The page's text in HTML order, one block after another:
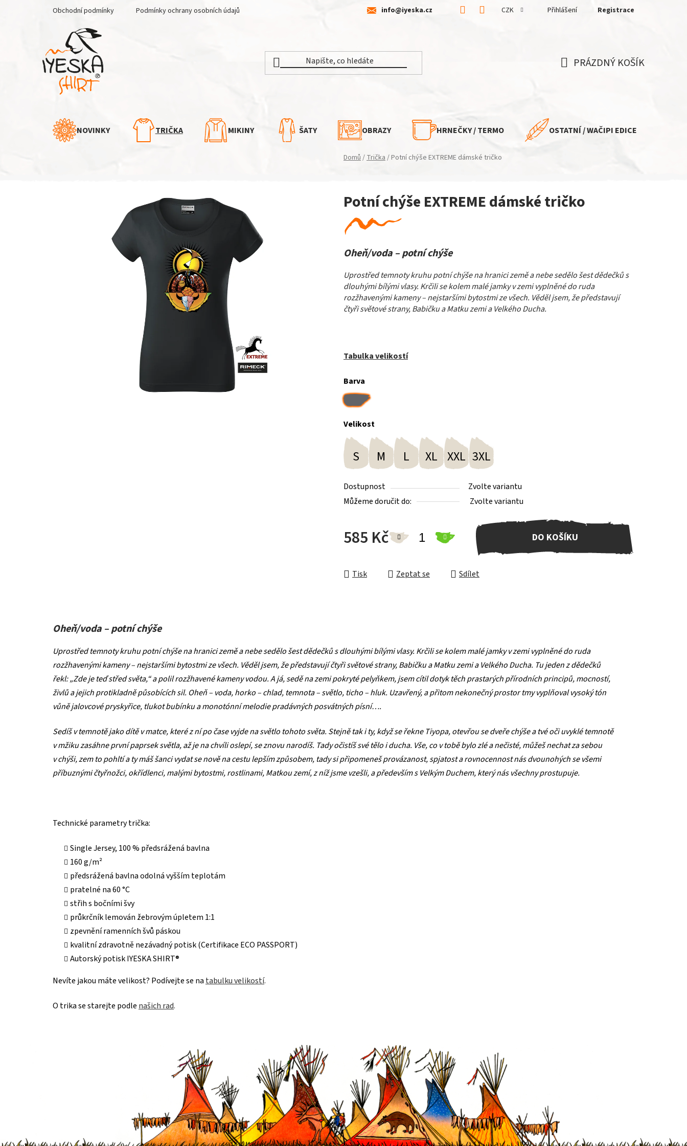
Obchodní podmínky Podmínky ochrany osobních údajů info@iyeska.cz CZK Přihlášení Registrace
PRÁZDNÝ KOŠÍK
NOVINKY TRIČKA MIKINY ŠATY OBRAZY HRNEČKY / TERMO OSTATNÍ / WAČIPI EDICE
Domů/Trička/Potní chýše EXTREME dámské tričko
Potní chýše EXTREME dámské tričko
Oheň/voda – potní chýše
Uprostřed temnoty kruhu potní chýše na hranici země a nebe sedělo šest dědečků s
dlouhými bílými vlasy. Krčili se kolem malé jamky v zemi vyplněné do ruda
rozžhavenými kameny – nejstaršími bytostmi ze všech. Věděl jsem, že představují
čtyři světové strany, Babičku a Matku zemi a Velkého Ducha.
Tabulka velikostí
Barva
Velikost
S M L XL XXL 3XL
Dostupnost
Zvolte variantu
Můžeme doručit do:
Zvolte variantu
585 Kč DO KOŠÍKU
Tisk Zeptat se Sdílet
Oheň/voda – potní chýše
Uprostřed temnoty kruhu potní chýše na hranici země a nebe sedělo šest dědečků s dlouhými bílými vlasy. Krčili se kolem malé jamky v zemi vyplněné do ruda
rozžhavenými kameny – nejstaršími bytostmi ze všech. Věděl jsem, že představují čtyři světové strany, Babičku a Matku zemi a Velkého Ducha. Tu jeden z dědečků
řekl: „Zde je teď střed světa,“ a polil rozžhavené kameny vodou. A já, sedě na zemi pokryté pelyňkem, jsem cítil dotyk těch prastarých přírodních principů, mocností,
živlů a jejich protikladně působících sil. Oheň – voda, horko – chlad, temnota – světlo, ticho – hluk. Uzavřený, a přitom nekonečný prostor tmy vyplňoval vysoký tón
vůně jalovcové pryskyřice, tlukot bubínku a monotónní melodie pradávných posvátných písní….
Sedíš v temnotě jako dítě v matce, které z ní po čase vyjde na světlo tohoto světa. Stejně tak i ty, když se řekne Tiyopa, otevřou se dveře chýše a tvé oči uvyklé temnotě
v mžiku zasáhne první paprsek světla, až je na chvíli oslepí, se znovu narodíš. Tady očistíš své tělo i ducha. Vše, co v tobě bylo zlé a nečisté, můžeš nechat za sebou
v chýši, zem to pohltí a ty máš šanci vydat se nově na cestu lepším způsobem, tady si připomeneš provázanost, spjatost a rovnocennost nás dvounohých se všemi
příbuznými čtyřnožci, okřídlenci, malými bytostmi, rostlinami, Matkou zemí, z níž jsme vzešli, a především s Velkým Duchem, který nás všechny prostupuje.
Technické parametry trička:
Single Jersey, 100 % předsrážená bavlna
160 g/m²
předsrážená bavlna odolná vyšším teplotám
pratelné na 60 °C
střih s bočními švy
průkrčník lemován žebrovým úpletem 1:1
zpevnění ramenních švů páskou
kvalitní zdravotně nezávadný potisk (Certifikace ECO PASSPORT)
Autorský potisk IYESKA SHIRT®
Nevíte jakou máte velikost? Podívejte se na tabulku velikostí.
O trika se starejte podle našich rad.